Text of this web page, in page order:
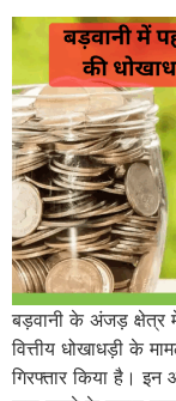
बड़वानी के अंजड़
वित्तीय धोखाधड़ी के
गिरफ्तार किया है।